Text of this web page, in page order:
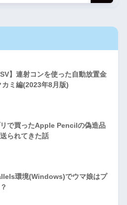
SV】連射コンを使った自動放置金
カミ編(2023年8月版)
で買ったApple Pencilの偽造品
送られてきた話
環境(Windows)でウマ娘はプ